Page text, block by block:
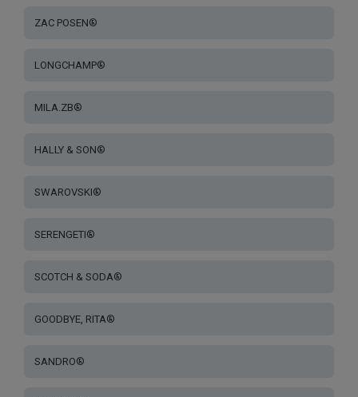
ZAC POSEN®
LONGCHAMP®
MILA.ZB®
HALLY & SON®
SWAROVSKI®
SERENGETI®
SCOTCH & SODA®
GOODBYE, RITA®
SANDRO®